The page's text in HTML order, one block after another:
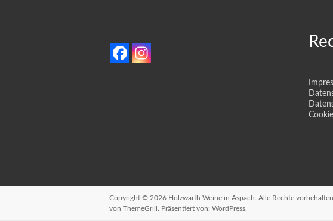
Copyright © 2026 Holzwarth Weine in Aspach . Alle Rechte
von ThemeGrill. Präsentiert von: WordPress